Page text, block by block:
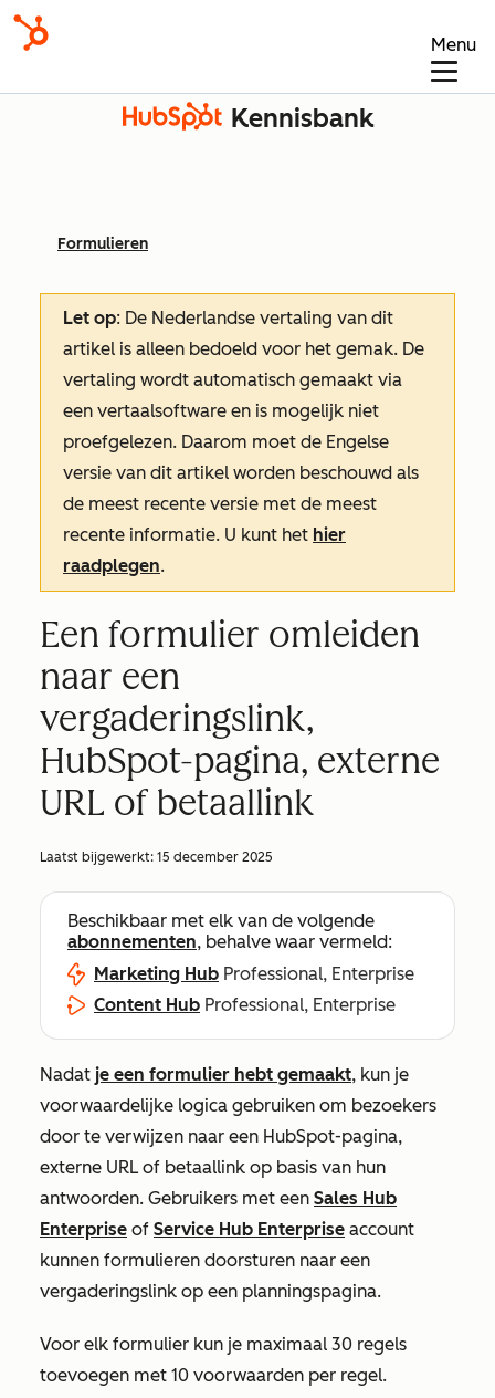
Menu
Kennisbank
Formulieren
Let op: De Nederlandse vertaling van dit
artikel is alleen bedoeld voor het gemak. De
vertaling wordt automatisch gemaakt via
een vertaalsoftware en is mogelijk niet
proefgelezen. Daarom moet de Engelse
versie van dit artikel worden beschouwd als
de meest recente versie met de meest
recente informatie. U kunt het hier
raadplegen.
Een formulier omleiden
naar een
vergaderingslink,
HubSpot-pagina, externe
URL of betaallink
Laatst bijgewerkt: 15 december 2025
Beschikbaar met elk van de volgende
abonnementen, behalve waar vermeld:
Marketing Hub Professional, Enterprise
Content Hub Professional, Enterprise
Nadat je een formulier hebt gemaakt, kun je
voorwaardelijke logica gebruiken om bezoekers
door te verwijzen naar een HubSpot-pagina,
externe URL of betaallink op basis van hun
antwoorden. Gebruikers met een Sales Hub
Enterprise of Service Hub Enterprise account
kunnen formulieren doorsturen naar een
vergaderingslink op een planningspagina.
Voor elk formulier kun je maximaal 30 regels
toevoegen met 10 voorwaarden per regel.